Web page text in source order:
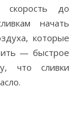
скорость до
начать
которые
— быстрое
что сливки